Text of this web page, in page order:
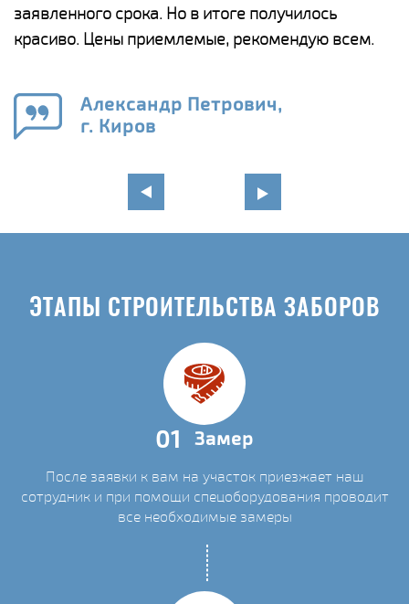
заявленного срока. Но в итоге получилось
красиво. Цены приемлемые, рекомендую всем.
Александр Петрович,
г. Киров
ЭТАПЫ СТРОИТЕЛЬСТВА ЗАБОРОВ
01 Замер
После заявки к вам на участок приезжает наш
сотрудник и при помощи спецоборудования проводит
все необходимые замеры